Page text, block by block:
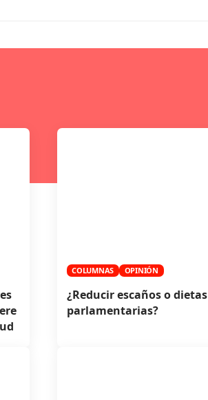
COLUMNAS OPINIÓN
¿Reducir escaños o dietas
parlamentarias?